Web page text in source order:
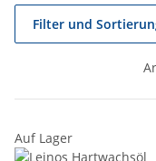
Filter und
Auf Lager